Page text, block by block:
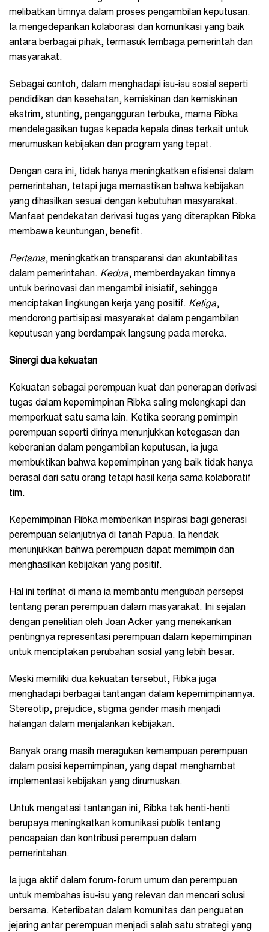
melibatkan timnya dalam proses pengambilan keputusan.
Ia mengedepankan kolaborasi dan komunikasi yang baik
antara berbagai pihak, termasuk lembaga pemerintah dan
masyarakat.
Sebagai contoh, dalam menghadapi isu-isu sosial seperti
pendidikan dan kesehatan, kemiskinan dan kemiskinan
ekstrim, stunting, pengangguran terbuka, mama Ribka
mendelegasikan tugas kepada kepala dinas terkait untuk
merumuskan kebijakan dan program yang tepat.
Dengan cara ini, tidak hanya meningkatkan efisiensi dalam
pemerintahan, tetapi juga memastikan bahwa kebijakan
yang dihasilkan sesuai dengan kebutuhan masyarakat.
Manfaat pendekatan derivasi tugas yang diterapkan Ribka
membawa keuntungan, benefit.
Pertama, meningkatkan transparansi dan akuntabilitas
dalam pemerintahan. Kedua, memberdayakan timnya
untuk berinovasi dan mengambil inisiatif, sehingga
menciptakan lingkungan kerja yang positif. Ketiga,
mendorong partisipasi masyarakat dalam pengambilan
keputusan yang berdampak langsung pada mereka.
Sinergi dua kekuatan
Kekuatan sebagai perempuan kuat dan penerapan derivasi
tugas dalam kepemimpinan Ribka saling melengkapi dan
memperkuat satu sama lain. Ketika seorang pemimpin
perempuan seperti dirinya menunjukkan ketegasan dan
keberanian dalam pengambilan keputusan, ia juga
membuktikan bahwa kepemimpinan yang baik tidak hanya
berasal dari satu orang tetapi hasil kerja sama kolaboratif
tim.
Kepemimpinan Ribka memberikan inspirasi bagi generasi
perempuan selanjutnya di tanah Papua. Ia hendak
menunjukkan bahwa perempuan dapat memimpin dan
menghasilkan kebijakan yang positif.
Hal ini terlihat di mana ia membantu mengubah persepsi
tentang peran perempuan dalam masyarakat. Ini sejalan
dengan penelitian oleh Joan Acker yang menekankan
pentingnya representasi perempuan dalam kepemimpinan
untuk menciptakan perubahan sosial yang lebih besar.
Meski memiliki dua kekuatan tersebut, Ribka juga
menghadapi berbagai tantangan dalam kepemimpinannya.
Stereotip, prejudice, stigma gender masih menjadi
halangan dalam menjalankan kebijakan.
Banyak orang masih meragukan kemampuan perempuan
dalam posisi kepemimpinan, yang dapat menghambat
implementasi kebijakan yang dirumuskan.
Untuk mengatasi tantangan ini, Ribka tak henti-henti
berupaya meningkatkan komunikasi publik tentang
pencapaian dan kontribusi perempuan dalam
pemerintahan.
Ia juga aktif dalam forum-forum umum dan perempuan
untuk membahas isu-isu yang relevan dan mencari solusi
bersama. Keterlibatan dalam komunitas dan penguatan
jejaring antar perempuan menjadi salah satu strategi yang